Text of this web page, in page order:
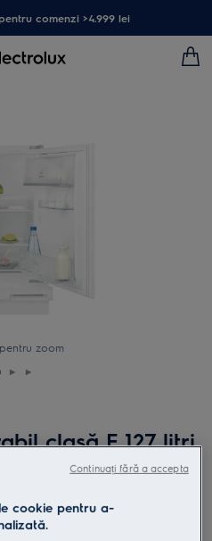
comenzi >4.999 lei
zoom
clasă E 127 litri
cookie pentru a-
Continuați fără a accepta